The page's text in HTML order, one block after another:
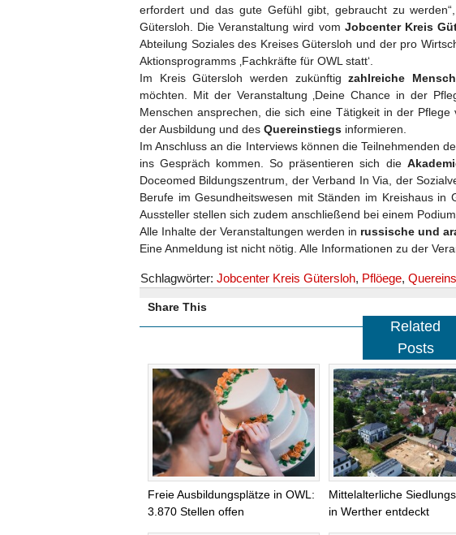
erfordert und das gute Gefühl gibt, gebraucht zu
Gütersloh. Die Veranstaltung wird vom Jobcenter Kreis
Abteilung Soziales des Kreises Gütersloh und der pro
Aktionsprogramms ‚Fachkräfte für OWL statt‘.
Im Kreis Gütersloh werden zukünftig zahlreiche
möchten. Mit der Veranstaltung ‚Deine Chance in der
Menschen ansprechen, die sich eine Tätigkeit in der
der Ausbildung und des Quereinstiegs informieren.
Im Anschluss an die Interviews können die Teilnehmenden
ins Gespräch kommen. So präsentieren sich die
Doceomed Bildungszentrum, der Verband In Via, der
Berufe im Gesundheitswesen mit Ständen im Kreishaus in
Aussteller stellen sich zudem anschließend bei einem
Alle Inhalte der Veranstaltungen werden in russische und
Eine Anmeldung ist nicht nötig. Alle Informationen zu der
Schlagwörter: Jobcenter Kreis Gütersloh, Pflöege,
Share This
Related
Posts
Freie Ausbildungsplätze in OWL:
3.870 Stellen offen
Mittelalterliche
in Werther entdeckt